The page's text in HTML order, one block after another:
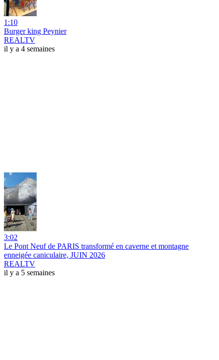
1:10
Burger king Peynier
REALTV
il y a 4 semaines
3:02
Le Pont Neuf de PARIS transformé en caverne et montagne
enneigée caniculaire, JUIN 2026
REALTV
il y a 5 semaines